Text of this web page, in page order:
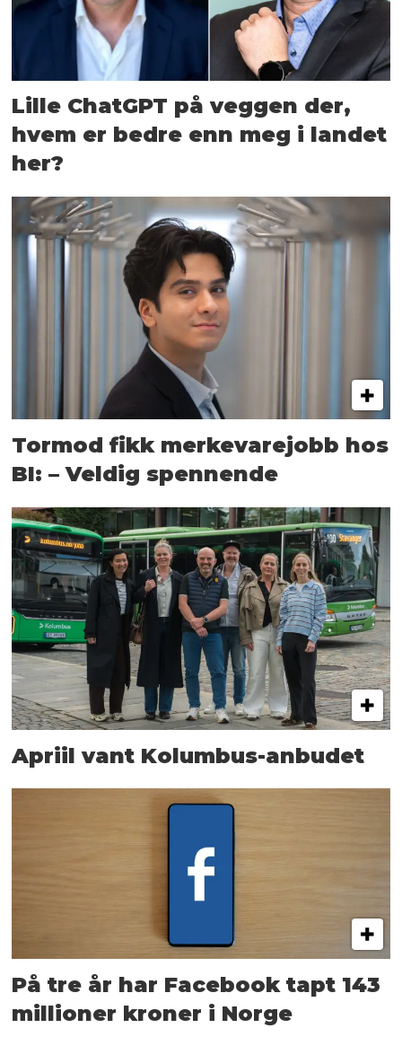
Lille ChatGPT på veggen der,
hvem er bedre enn meg i landet
her?
Tormod fikk merkevarejobb hos
BI: – Veldig spennende
Apriil vant Kolumbus-anbudet
På tre år har Facebook tapt 143
millioner kroner i Norge